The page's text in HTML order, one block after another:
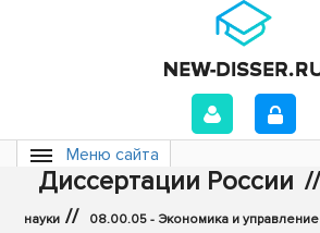
Меню сайта
Диссертации России //
науки // 08.00.05 - Экономика и